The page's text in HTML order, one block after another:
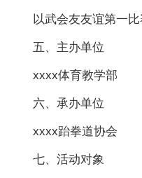
以武会友友谊第一比
五、主办单位
xxxx体育教学部
六、承办单位
xxxx跆拳道协会
七、活动对象